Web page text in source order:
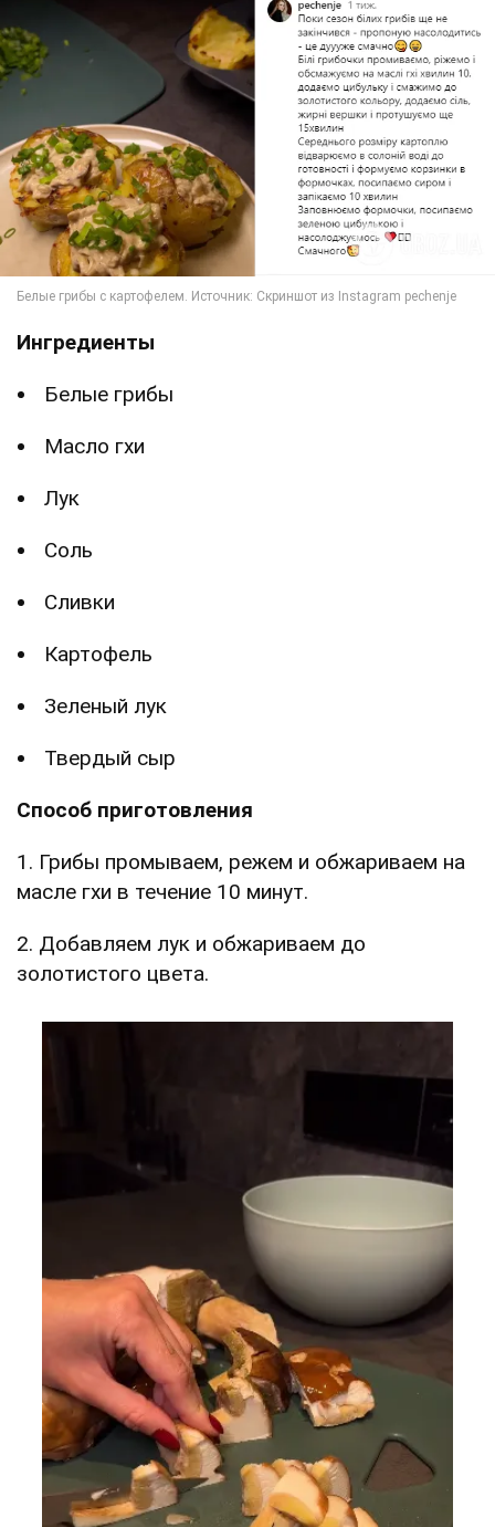
Ингредиенты
Белые грибы
Масло гхи
Лук
Соль
Сливки
Картофель
Зеленый лук
Твердый сыр
Способ приготовления
1. Грибы промываем, режем и обжариваем на
масле гхи в течение 10 минут.
2. Добавляем лук и обжариваем до
золотистого цвета.